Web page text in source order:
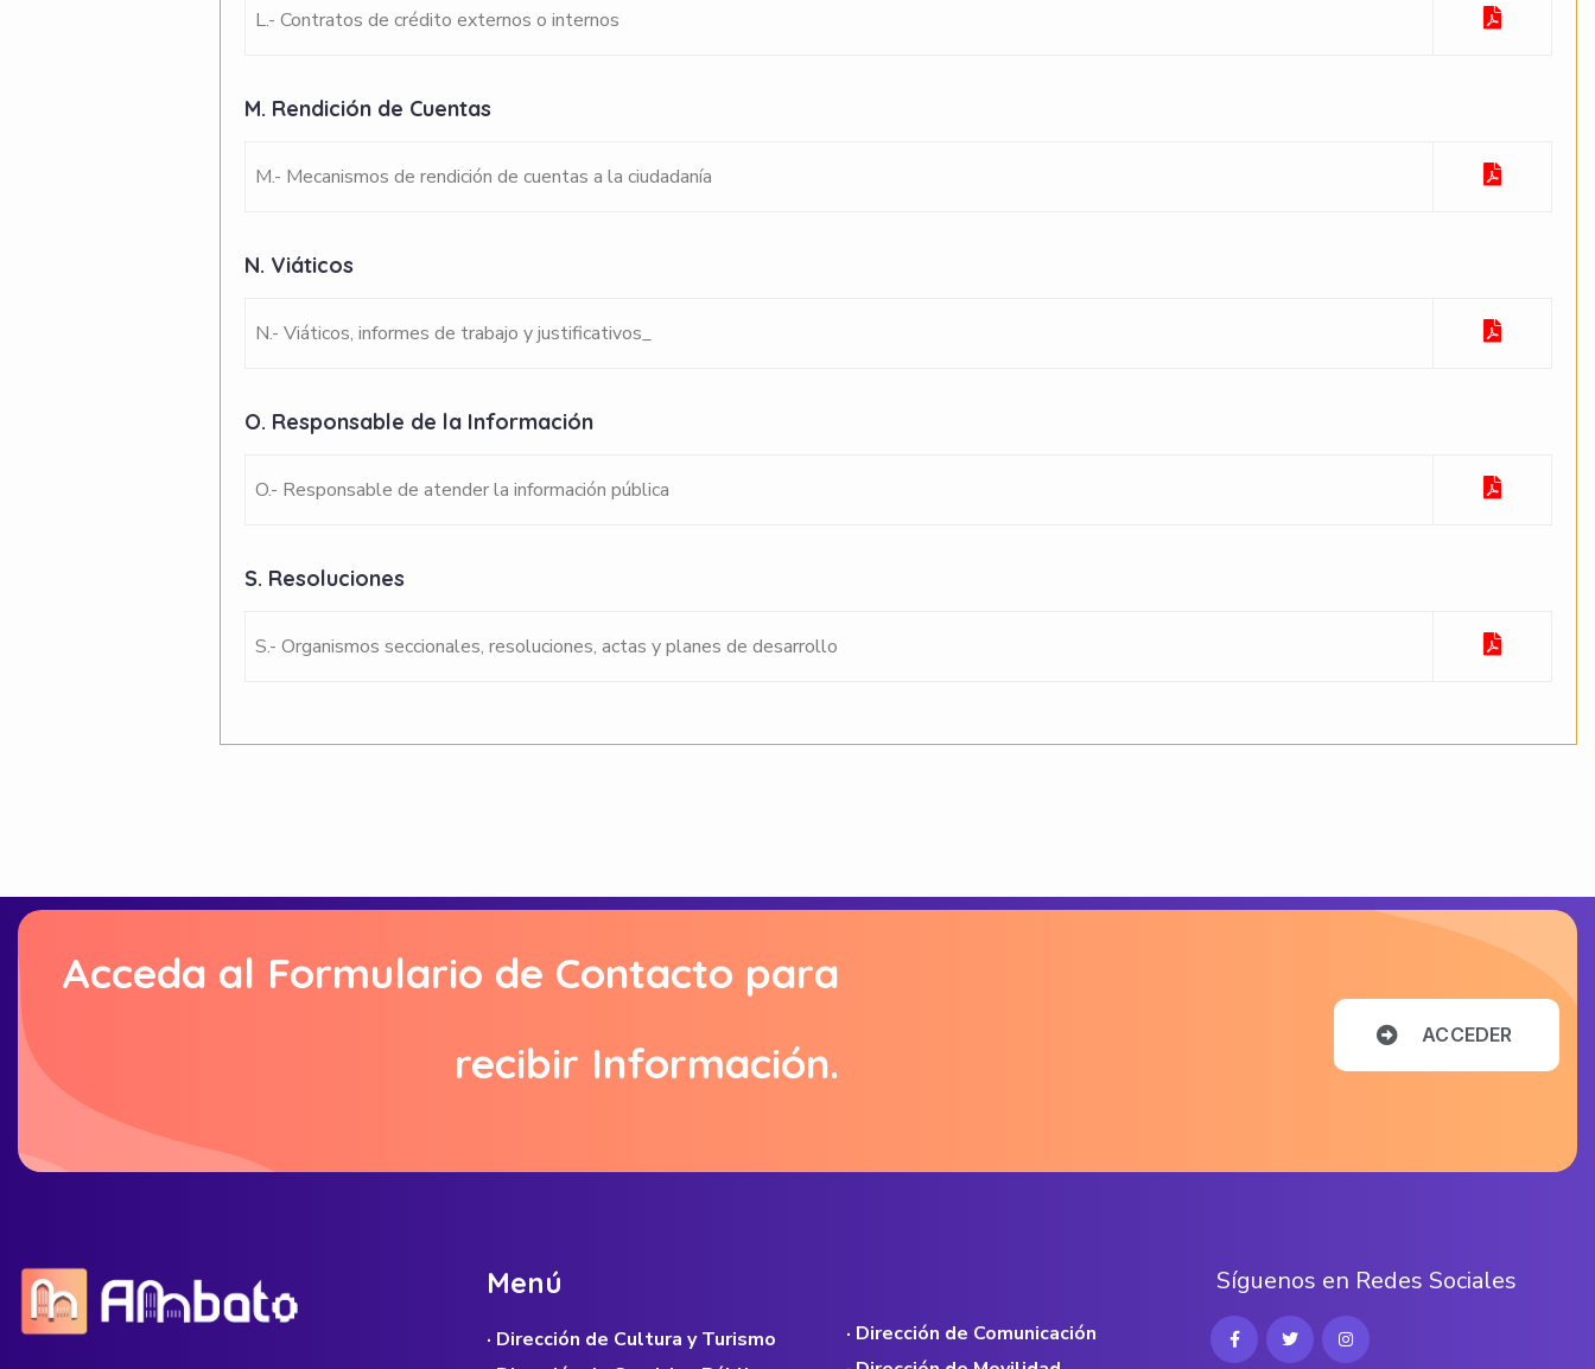
L.- Contratos de crédito externos o internos
M. Rendición de Cuentas
M.- Mecanismos de rendición de cuentas a la ciudadanía
N. Viáticos
N.- Viáticos, informes de trabajo y justificativos_
O. Responsable de la Información
O.- Responsable de atender la información pública
S. Resoluciones
S.- Organismos seccionales, resoluciones, actas y planes de desarrollo
Acceda al Formulario de Contacto para
recibir Información.
ACCEDER
Menú
· Dirección de Cultura y Turismo
· Dirección de Comunicación
Síguenos en Redes Sociales